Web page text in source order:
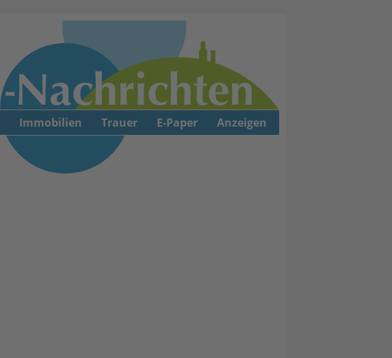
Immobilien Trauer E-Paper Anzeigen